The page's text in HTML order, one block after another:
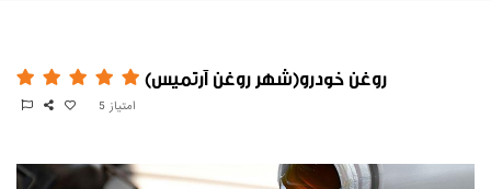
روغن خودرو(شهر روغن آرتمیس)
امتیاز 5